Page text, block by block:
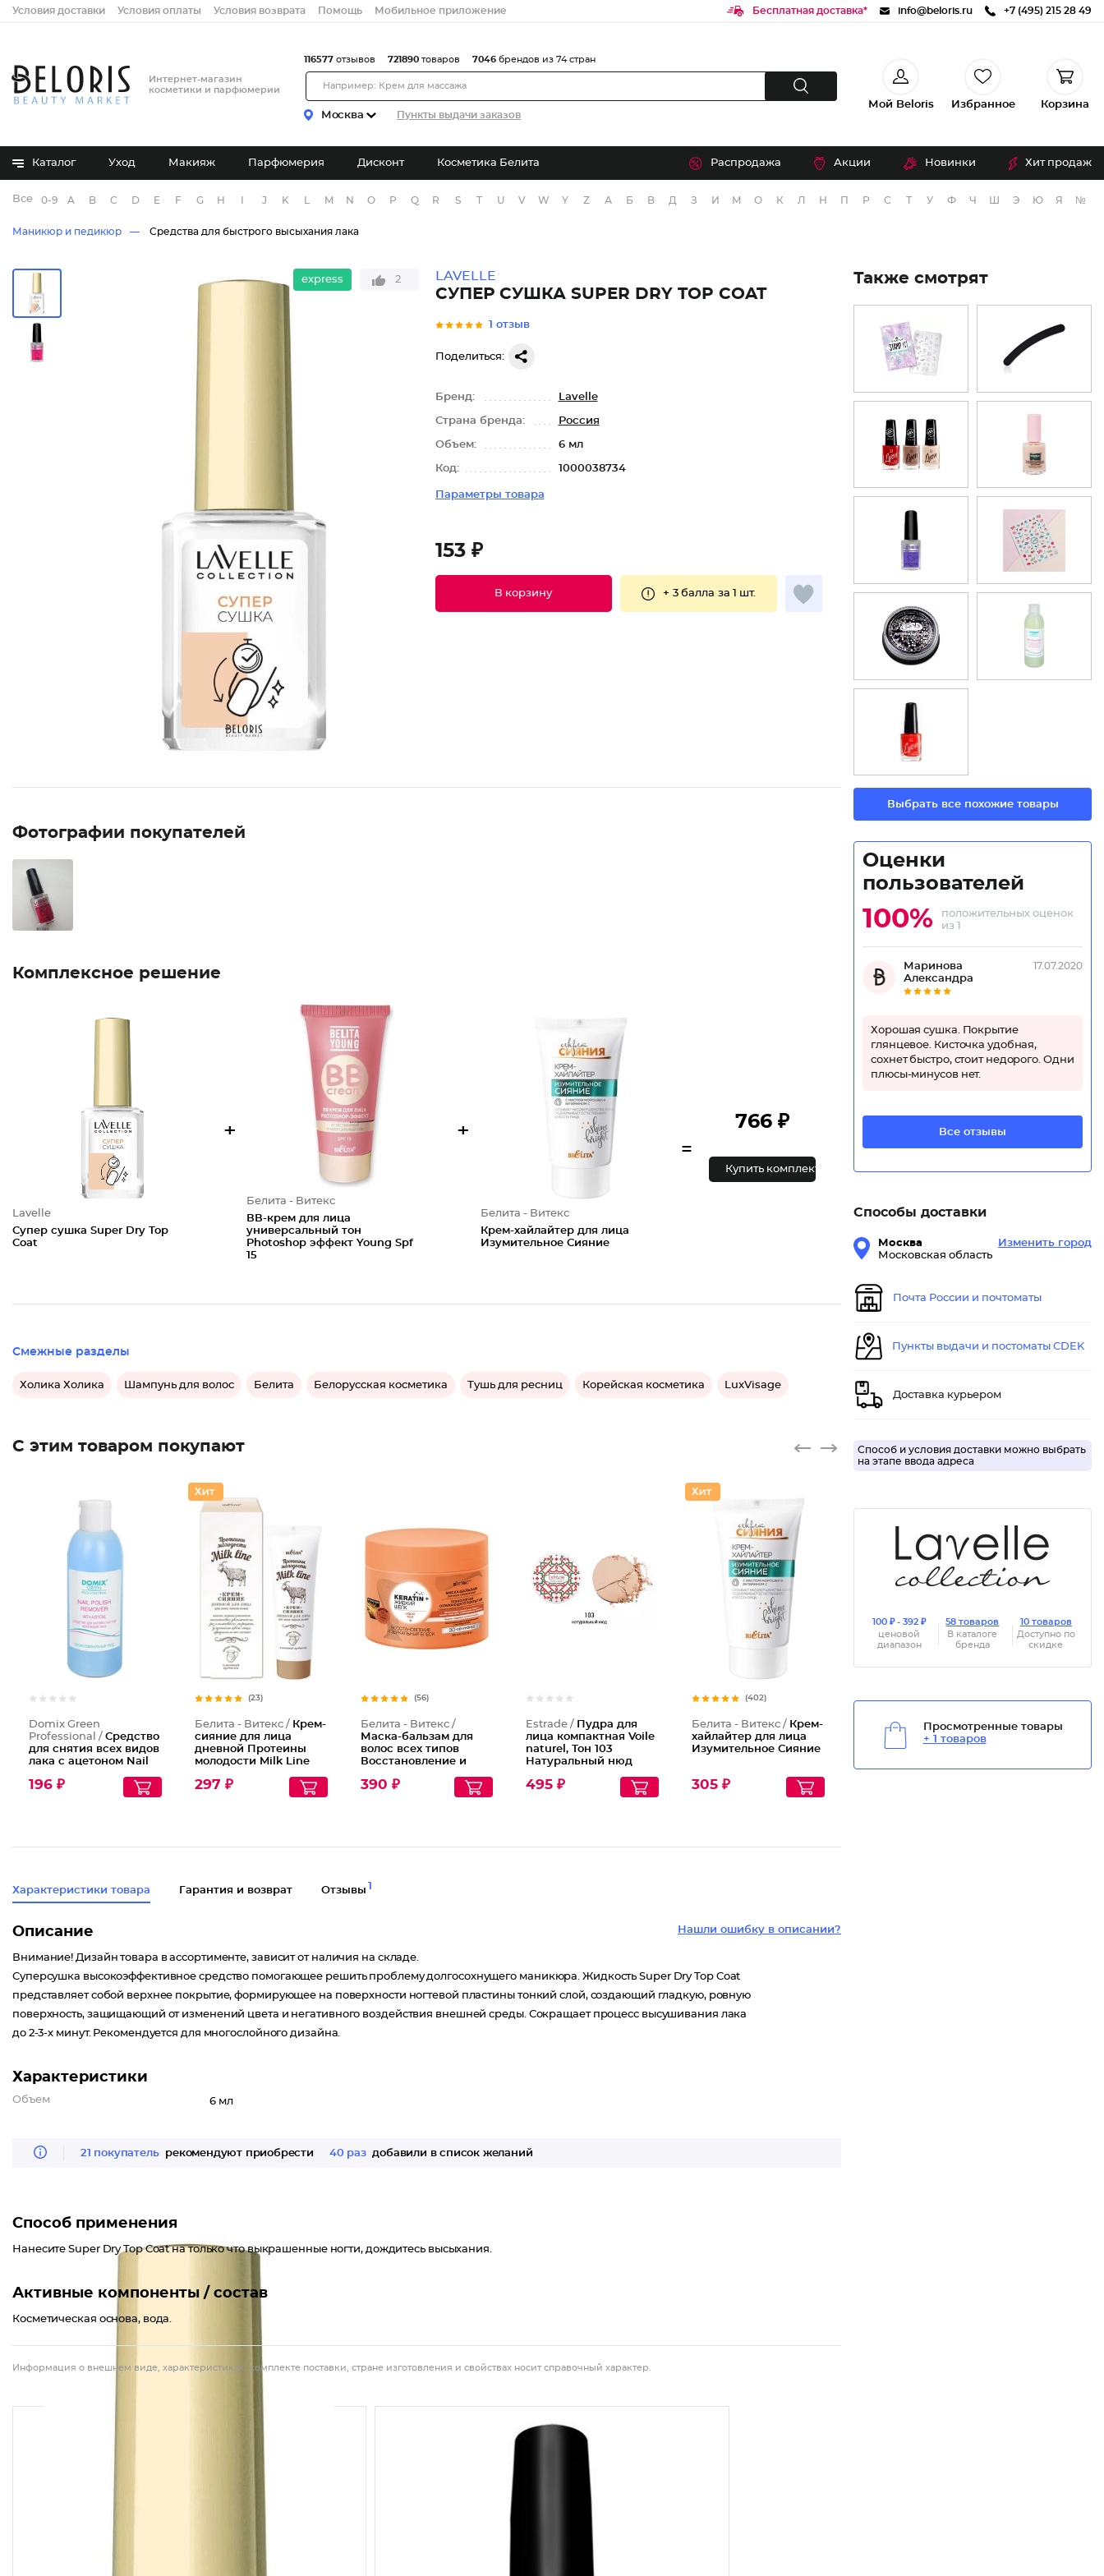
Условия доставки Условия оплаты Условия возврата Помощь Мобильное приложение Бесплатная доставка* info@beloris.ru +7 (495) 215 28 49
Интернет-магазин
косметики и парфюмерии
Москва Пункты выдачи заказов
116577 отзывов 721890 товаров 7046 брендов из 74 стран
Мой Beloris Избранное Корзина
Каталог Уход Макияж Парфюмерия Дисконт Косметика Белита Распродажа Акции Новинки Хит продаж
Все бренды
0-9 A B C D E F G H J K M N O P Q R S T U V W Y Z А Б В Д З И М О К Л Н П Р С Т У Ф Ч Э Ю Я №
Маникюр и педикюр Средства для быстрого высыхания лака
express 2 LAVELLE
СУПЕР СУШКА SUPER DRY TOP COAT
1 отзыв
Поделиться:
Бренд: Lavelle
Страна бренда: Россия
Объем: 6 мл
Код: 1000038734
Параметры товара
153 ₽
В корзину + 3 балла за 1 шт.
Фотографии покупателей
Комплексное решение
Lavelle
Супер сушка Super Dry Top
Coat
+
Белита - Витекс
ВВ-крем для лица
универсальный тон
Photoshop эффект Young Spf
15
+
Белита - Витекс
Крем-хайлайтер для лица
Изумительное Сияние
=
766 ₽
Купить комплект
Смежные разделы
Холика Холика Шампунь для волос Белита Белорусская косметика Тушь для ресниц Корейская косметика LuxVisage
С этим товаром покупают
Domix Green
Professional / Средство
для снятия всех видов
лака с ацетоном Nail
Aceton, 200 мл
196 ₽
(23)
Белита - Витекс / Крем-
сияние для лица
дневной Протеины
молодости Milk Line
297 ₽
(56)
Белита - Витекс /
Маска-бальзам для
волос всех типов
Восстановление и
Keratin + Жидкий
390 ₽
Пудра д
Estrade / Пудра для
лица компактная Voile
naturel, Тон 103
Натуральный нюд
495 ₽
(402)
Белита - Витекс / Крем-
хайлайтер для лица
Изумительное Сияние
305 ₽
Характеристики товара Гарантия и возврат Отзывы 1
Нашли ошибку в описании?
Описание
Внимание! Дизайн товара в ассортименте, зависит от наличия на складе.
Суперсушка высокоэффективное средство помогающее решить проблему долгосохнущего маникюра. Жидкость Super Dry Top Coat
представляет собой верхнее покрытие, формирующее на поверхности ногтевой пластины тонкий слой, создающий гладкую, ровную
поверхность, защищающий от изменений цвета и негативного воздействия внешней среды. Сокращает процесс высушивания лака
до 2-3-х минут. Рекомендуется для многослойного дизайна.
Характеристики
Объем 6 мл
21 покупатель рекомендуют приобрести 40 раз добавили в список желаний
Способ применения
Нанесите Super Dry Top Coat на только что выкрашенные ногти, дождитесь высыхания.
Активные компоненты / состав
Косметическая основа, вода.
Информация о внешнем виде, характеристиках, комплекте поставки, стране изготовления и свойствах носит справочный характер.
Также смотрят
Выбрать все похожие товары
Оценки
пользователей
100%
положительных оценок
из 1
Маринова
Александра
17.07.2020
Хорошая сушка. Покрытие
глянцевое. Кисточка удобная,
сохнет быстро, стоит недорого. Одни
плюсы-минусов нет.
Все отзывы
Способы доставки
Москва
Московская область
Изменить город
Почта России и почтоматы
Пункты выдачи и постоматы CDEK
Доставка курьером
Способ и условия доставки можно выбрать
на этапе ввода адреса
100 ₽ - 392 ₽
ценовой
диапазон
58 товаров
В каталоге
бренда
10 товаров
Доступно по
скидке
Просмотренные товары
+ 1 товаров